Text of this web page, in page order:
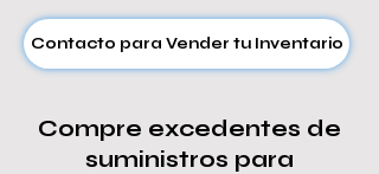
Contacto para Vender tu Inventario
Compre excedentes de
suministros para